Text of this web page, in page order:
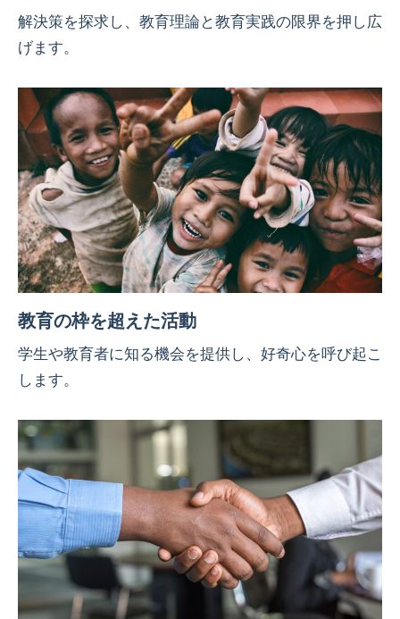
解決策を探求し、教育理論と教育実践の限界を押し広
げます。
教育の枠を超えた活動
学生や教育者に知る機会を提供し、好奇心を呼び起こ
します。